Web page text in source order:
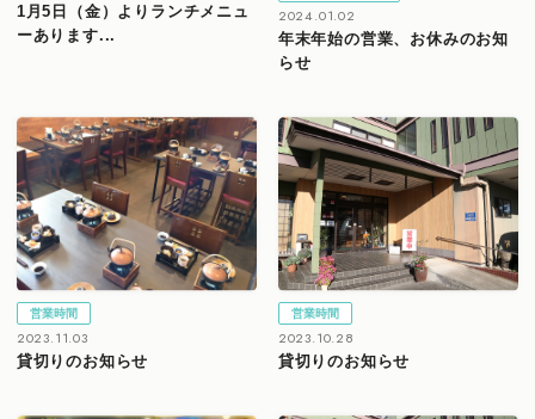
1月5日（金）よりランチメニュ
ーあります...
2024.01.02
年末年始の営業、お休みのお知
らせ
営業時間
2023.11.03
貸切りのお知らせ
営業時間
2023.10.28
貸切りのお知らせ